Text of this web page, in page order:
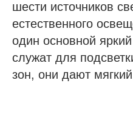
шести источников
естественного
один основной
служат для
зон, они дают